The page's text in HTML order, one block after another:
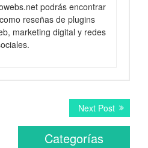
podrás encontrar
reseñas de plugins
marketing digital y redes
Next PostNext
post:
Categorías